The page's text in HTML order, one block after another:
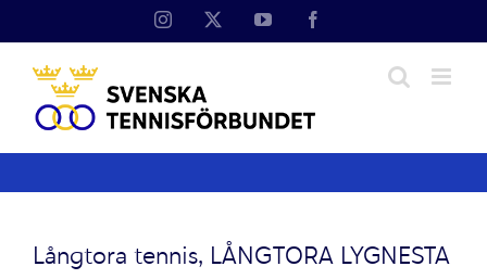
Instagram YouTube
Långtora tennis, LÅNGTORA LYGNESTA